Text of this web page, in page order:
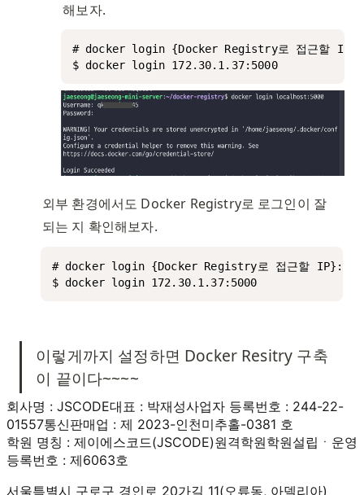
해보자.
# docker login {Docker Registry로 접근할
$ docker login 172.30.1.37:5000
외부 환경에서도 Docker Registry로 로그인이 잘
되는 지 확인해보자.
# docker login {Docker Registry로 접근할
$ docker login 172.30.1.37:5000
이렇게까지 설정하면 Docker Resitry 구축
이 끝이다~~~~
회사명 : JSCODE대표 : 박재성사업자 등록번호 : 244-22-
01557통신판매업 : 제 2023-인천미추홀-0381 호
학원 명칭 : 제이에스코드(JSCODE)원격학원학원설립ㆍ운영
등록번호 : 제6063호
서울특별시 구로구 경인로 20가길 11(오류동, 아델리아)